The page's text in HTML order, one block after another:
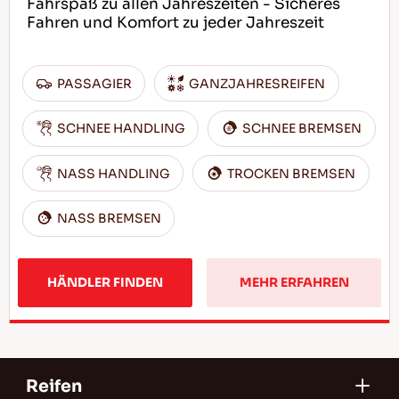
Fahrspaß zu allen Jahreszeiten - Sicheres
Fahren und Komfort zu jeder Jahreszeit
PASSAGIER GANZJAHRESREIFEN
SCHNEE HANDLING SCHNEE BREMSEN
NASS HANDLING TROCKEN BREMSEN
NASS BREMSEN
HÄNDLER FINDEN MEHR ERFAHREN
Reifen